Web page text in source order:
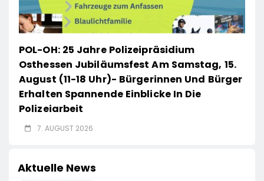
POL-OH: 25 Jahre Polizeipräsidium
Osthessen Jubiläumsfest Am Samstag, 15.
August (11-18 Uhr)- Bürgerinnen Und Bürger
Erhalten Spannende Einblicke In Die
Polizeiarbeit
7. AUGUST 2026
Aktuelle News